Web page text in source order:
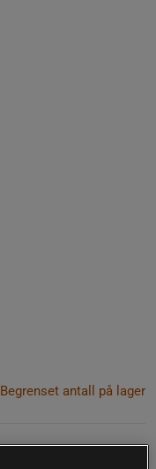
Begrenset antall på lager